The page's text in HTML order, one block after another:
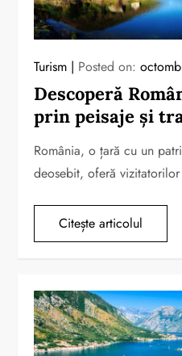
Turism Posted on:
Descoperă
prin peisaje și
România, o țară cu un
deosebit, oferă
Citește articolul